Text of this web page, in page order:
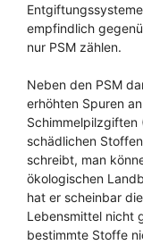
empfindlich
nur PSM zählen.
Neben den PSM
erhöhten Spuren
schädlichen
schreibt, man
ökologischen
hat er scheinbar
Lebensmittel nicht
bestimmte Stoffe